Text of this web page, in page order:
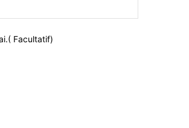
Facultatif)